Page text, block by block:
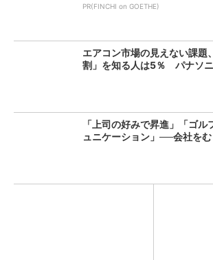
PR(FINCHI on GOETHE)
エアコン市場の見えない課題
割」を知る人は5％ パナソ
「上司の好みで昇進」「ゴル
ュニケーション」──会社をむ